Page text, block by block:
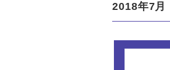
2018年7月